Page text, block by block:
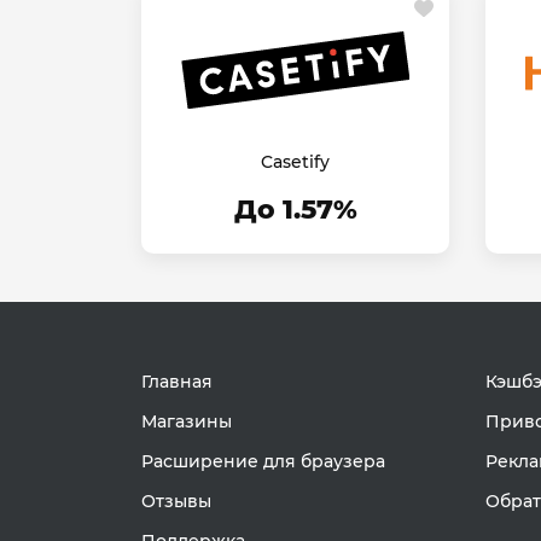
Casetify
До 1.57%
Главная
Магазины
Расширение для браузера
Отзывы